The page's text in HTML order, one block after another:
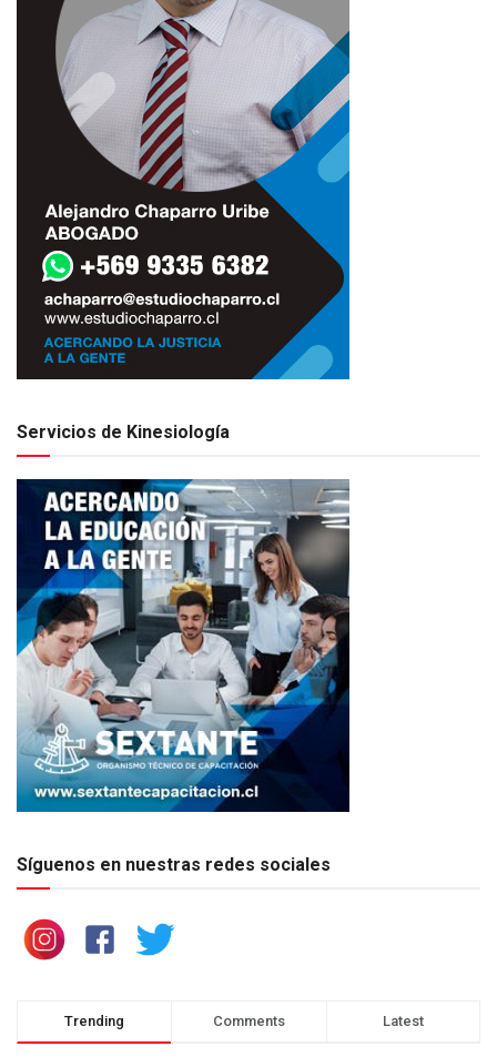
Servicios de Kinesiología
Síguenos en nuestras redes sociales
Trending Comments Latest